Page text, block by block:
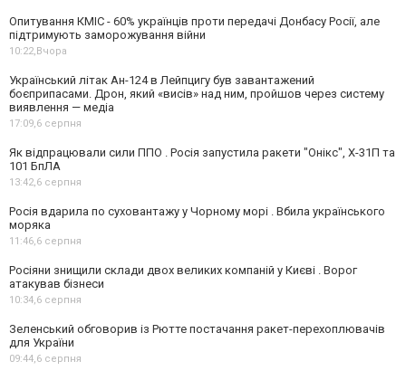
Опитування КМІС - 60% українців проти передачі Донбасу Росії, але
підтримують заморожування війни
10:22, Вчора
Український літак Ан-124 в Лейпцигу був завантажений
боєприпасами. Дрон, який «висів» над ним, пройшов через систему
виявлення — медіа
17:09,6 серпня
Як відпрацювали сили ППО . Росія запустила ракети "Онікс", Х-31П та
101 БпЛА
13:42,6 серпня
Росія вдарила по суховантажу у Чорному морі . Вбила українського
моряка
11:46,6 серпня
Росіяни знищили склади двох великих компаній у Києві . Ворог
атакував бізнеси
10:34,6 серпня
Зеленський обговорив із Рютте постачання ракет-перехоплювачів
для України
09:44,6 серпня